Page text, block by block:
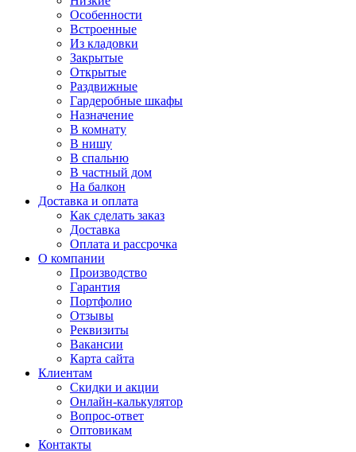
Особенности
Встроенные
Из кладовки
Закрытые
Открытые
Раздвижные
Гардеробные шкафы
Назначение
В комнату
В нишу
В спальню
В частный дом
На балкон
Доставка и оплата
Как сделать заказ
Доставка
Оплата и рассрочка
О компании
Производство
Гарантия
Портфолио
Отзывы
Реквизиты
Вакансии
Карта сайта
Клиентам
Скидки и акции
Онлайн-калькулятор
Вопрос-ответ
Оптовикам
Контакты